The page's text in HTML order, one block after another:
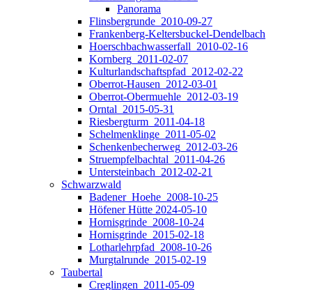
Panorama
Flinsbergrunde_2010-09-27
Frankenberg-Keltersbuckel-Dendelbach
Hoerschbachwasserfall_2010-02-16
Kornberg_2011-02-07
Kulturlandschaftspfad_2012-02-22
Oberrot-Hausen_2012-03-01
Oberrot-Obermuehle_2012-03-19
Orntal_2015-05-31
Riesbergturm_2011-04-18
Schelmenklinge_2011-05-02
Schenkenbecherweg_2012-03-26
Struempfelbachtal_2011-04-26
Untersteinbach_2012-02-21
Schwarzwald
Badener_Hoehe_2008-10-25
Höfener Hütte 2024-05-10
Hornisgrinde_2008-10-24
Hornisgrinde_2015-02-18
Lotharlehrpfad_2008-10-26
Murgtalrunde_2015-02-19
Taubertal
Creglingen_2011-05-09